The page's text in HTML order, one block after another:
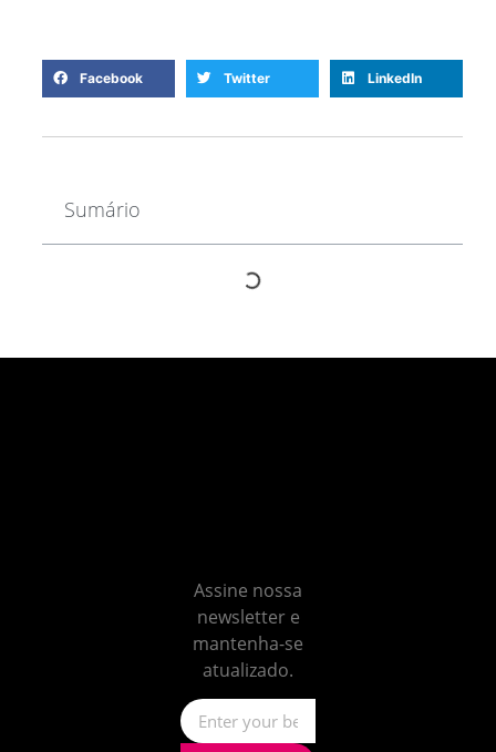
Facebook Twitter LinkedIn
Sumário
Assine nossa
newsletter e
mantenha-se
atualizado.